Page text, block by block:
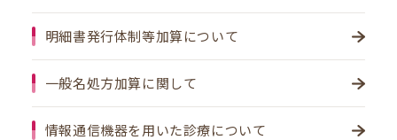
明細書発行体制等加算について
一般名処方加算に関して
情報通信機器を用いた診療について